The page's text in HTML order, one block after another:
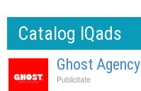
Catalog IQads
Ghost Agency
Publicitate